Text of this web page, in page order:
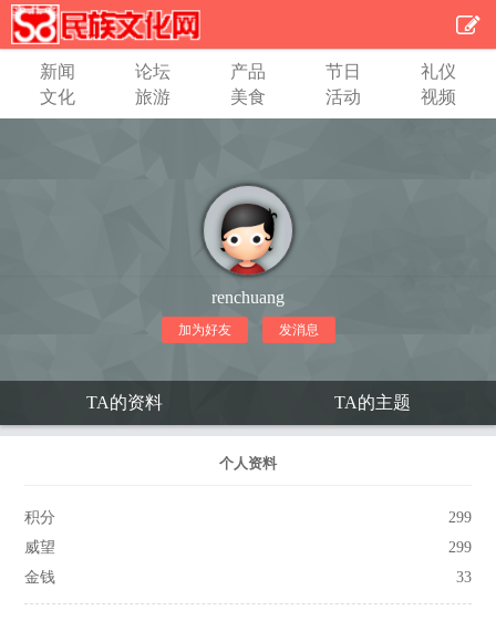
新闻 论坛 产品 节日
礼仪
文化
旅游 美食 活动 视频
renchuang
加为好友 发消息
TA的资料 TA的主题
个人资料
积分
299
威望
299
金钱
33